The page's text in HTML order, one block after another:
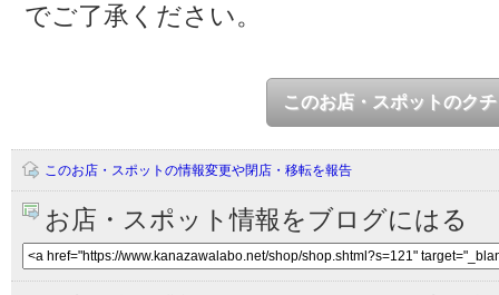
でご了承ください。
このお店・スポットのク
このお店・スポットの情報変更や閉店・移転を報告
お店・スポット情報をブログにはる